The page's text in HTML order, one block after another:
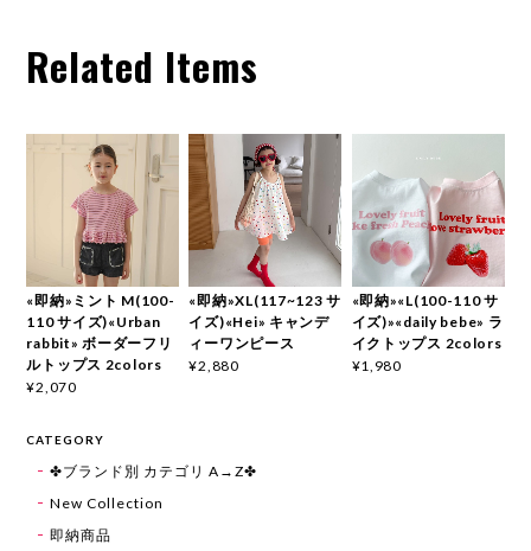
Related Items
«即納»ミント M(100-
110 サイズ)«Urban
rabbit» ボーダーフリ
ルトップス 2colors
¥2,070
«即納»XL(117~123 サ
イズ)«Hei» キャンデ
ィーワンピース
¥2,880
«即納»«L(100-110 サ
イズ)»«daily bebe» ラ
イクトップス 2colors
¥1,980
CATEGORY
✤ブランド別 カテゴリ A→Z✤
New Collection
即納商品